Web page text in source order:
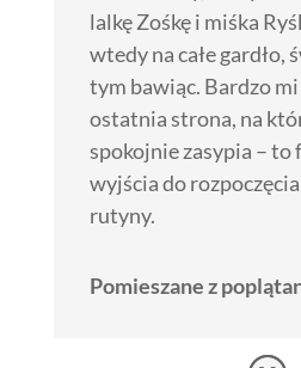
lalkę Zośkę i miśka
wtedy na całe gardło,
tym bawiąc. Bardzo
ostatnia strona, na
spokojnie zasypia – to
wyjścia do
rutyny.
Pomieszane z